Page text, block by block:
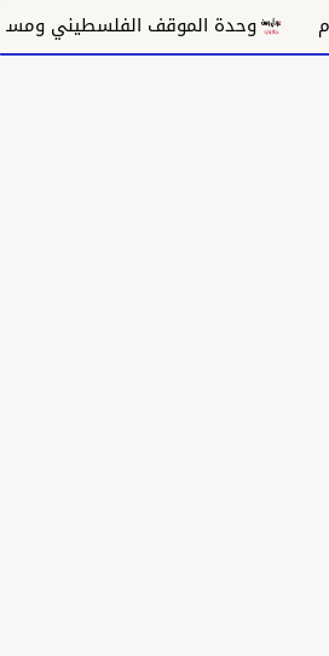
وحدة الموقف الفلسطيني ومسار